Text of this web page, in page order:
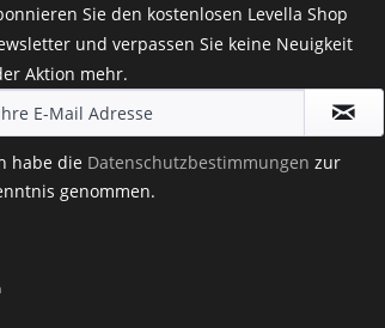
Sie den kostenlosen Levella Shop
und verpassen Sie keine Neuigkeit
Aktion mehr.
habe die Datenschutzbestimmungen zur
genommen.